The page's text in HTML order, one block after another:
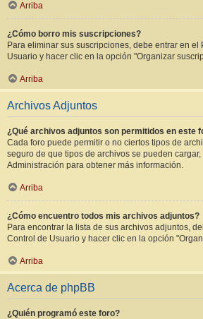
Arriba
¿Cómo borro mis suscripciones?
Para eliminar sus suscripciones, debe entrar en el
Usuario y hacer clic en la opción "Organizar
Arriba
Archivos Adjuntos
¿Qué archivos adjuntos son permitidos en este
Cada foro puede permitir o no ciertos tipos de
seguro de que tipos de archivos se pueden
Administración para obtener más información.
Arriba
¿Cómo encuentro todos mis archivos adjuntos?
Para encontrar la lista de sus archivos adjuntos,
Control de Usuario y hacer clic en la opción
Arriba
Acerca de phpBB
¿Quién programó este foro?